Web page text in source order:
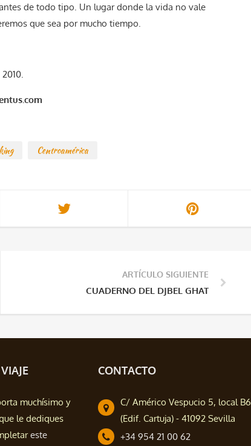
de todo tipo. Un lugar donde la vida no vale
que sea por mucho tiempo.
Centroamérica
ARTÍCULO SIGUIENTE
CUADERNO DEL DJBEL GHAT
muchísimo y
le dediques
este
CONTACTO
C/ Américo Vespucio 5, local B6
(Edif. Cartuja) - 41092 Sevilla
+34 954 21 00 62